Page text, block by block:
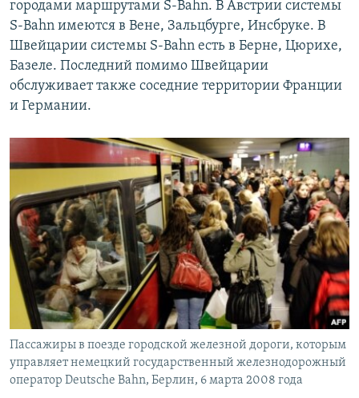
городами маршрутами S-Bahn. В Австрии системы
S-Bahn имеются в Вене, Зальцбурге, Инсбруке. В
Швейцарии системы S-Bahn есть в Берне, Цюрихе,
Базеле. Последний помимо Швейцарии
обслуживает также соседние территории Франции
и Германии.
Пассажиры в поезде городской железной дороги, которым
управляет немецкий государственный железнодорожный
оператор Deutsche Bahn, Берлин, 6 марта 2008 года